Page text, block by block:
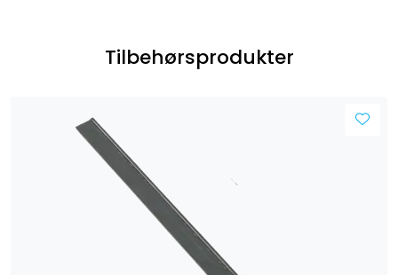
Tilbehørsprodukter